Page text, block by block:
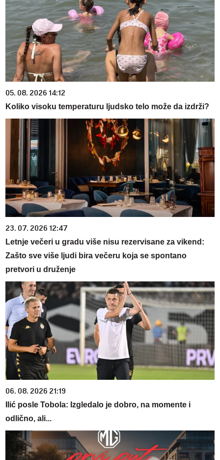
05. 08. 2026 14:12
Koliko visoku temperaturu ljudsko telo može da izdrži?
23. 07. 2026 12:47
Letnje večeri u gradu više nisu rezervisane za vikend:
Zašto sve više ljudi bira večeru koja se spontano
pretvori u druženje
06. 08. 2026 21:19
Ilić posle Tobola: Izgledalo je dobro, na momente i
odlično, ali...